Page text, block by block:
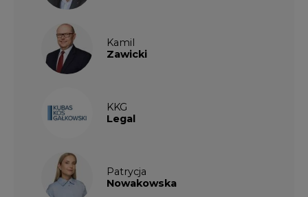
Kamil
Zawicki
KKG
Legal
Patrycja
Nowakowska